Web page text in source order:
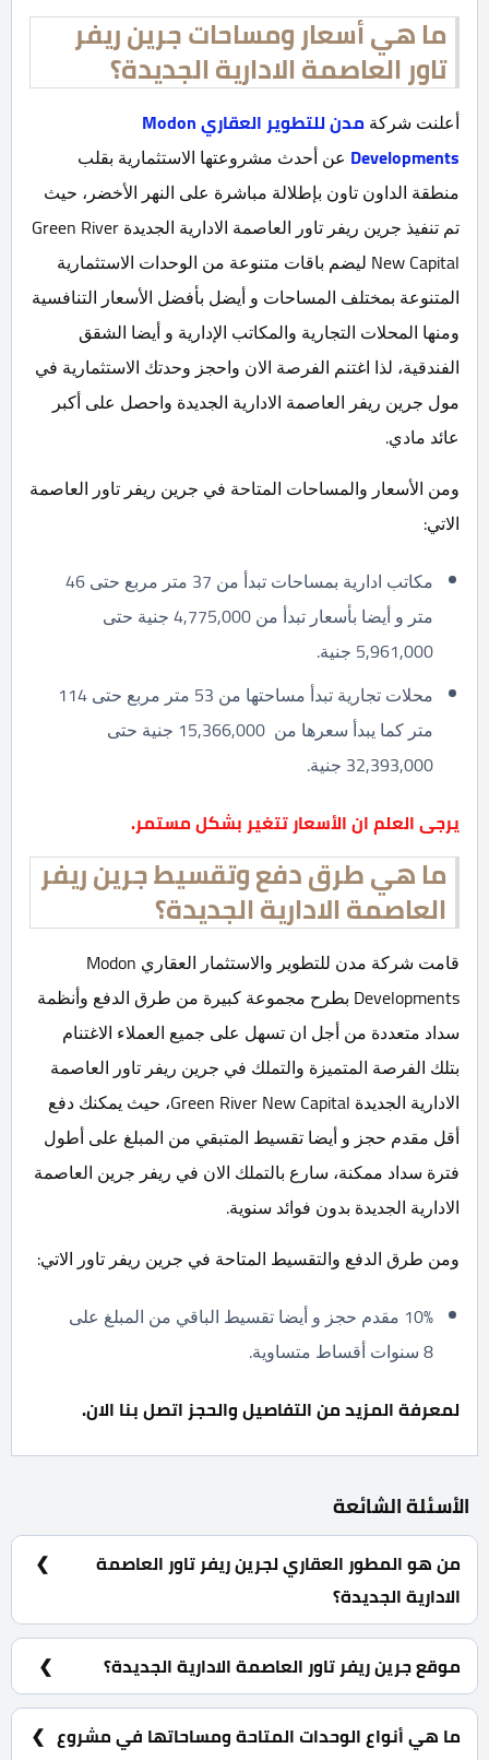
ما هي أسعار ومساحات جرين ريفر
تاور العاصمة الادارية الجديدة؟
أعلنت شركة
مدن للتطوير العقاري Modon
Developments عن أحدث مشروعتها الاستثمارية بقلب
منطقة الداون تاون بإطلالة مباشرة على النهر الأخضر، حيث
تم تنفيذ جرين ريفر تاور العاصمة الادارية الجديدة Green River
New Capital ليضم باقات متنوعة من الوحدات الاستثمارية
المتنوعة بمختلف المساحات و أيضل بأفضل الأسعار التنافسية
ومنها المحلات التجارية والمكاتب الإدارية و أيضا الشقق
الفندقية، لذا اغتنم الفرصة الان واحجز وحدتك الاستثمارية في
مول جرين ريفر العاصمة الادارية الجديدة واحصل على أكبر
عائد مادي.
ومن الأسعار والمساحات المتاحة في جرين ريفر تاور العاصمة
الاتي:
مكاتب ادارية بمساحات تبدأ من 37 متر مربع حتى 46
متر و أيضا بأسعار تبدأ من 4,775,000 جنية حتى
5,961,000 جنية.
محلات تجارية تبدأ مساحتها من 53 متر مربع حتى 114
متر كما يبدأ سعرها من 15,366,000 جنية حتى
32,393,000 جنية.
يرجى العلم ان الأسعار تتغير بشكل مستمر.
ما هي طرق دفع وتقسيط جرين ريفر
العاصمة الادارية الجديدة؟
قامت شركة مدن للتطوير والاستثمار العقاري Modon
Developments بطرح مجموعة كبيرة من طرق الدفع وأنظمة
سداد متعددة من أجل ان تسهل على جميع العملاء الاغتنام
بتلك الفرصة المتميزة والتملك في جرين ريفر تاور العاصمة
الادارية الجديدة Green River New Capital، حيث يمكنك دفع
أقل مقدم حجز و أيضا تقسيط المتبقي من المبلغ على أطول
فترة سداد ممكنة، سارع بالتملك الان في ريفر جرين العاصمة
الادارية الجديدة بدون فوائد سنوية.
ومن طرق الدفع والتقسيط المتاحة في جرين ريفر تاور الاتي:
10% مقدم حجز و أيضا تقسيط الباقي من المبلغ على
8 سنوات أقساط متساوية.
لمعرفة المزيد من التفاصيل والحجز اتصل بنا الان.
الأسئلة الشائعة
من هو المطور العقاري لجرين ريفر تاور العاصمة
الادارية الجديدة؟
شركة مدن للاستثمار والتطوير العقاري Modon
Developments.
موقع جرين ريفر تاور العاصمة الادارية الجديدة؟
جرين ريفر تاور العاصمة الادارية الجديدة يقع بقلب منطقة
الداون تاون بإطلالة مباشرة على النهر الأخضر.
ما هي أنواع الوحدات المتاحة ومساحاتها في مشروع